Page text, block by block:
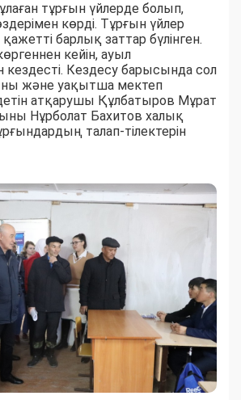
тұрғын үйлерде болып,
көрді. Тұрғын үйлер
барлық заттар бүлінген.
кейін, ауыл
Кездесу барысында сол
және уақытша мектеп
атқарушы Құлбатыров Мұрат
Нұрболат Бахитов халық
талап-тілектерін